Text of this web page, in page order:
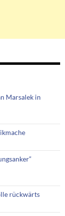
Marsalek in
rückwärts